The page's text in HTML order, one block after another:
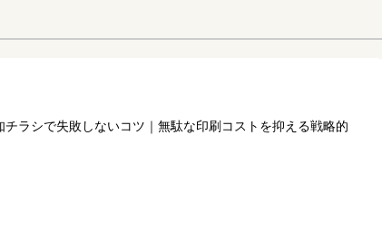
ラシで失敗しないコツ｜無駄な印刷コストを抑える戦略的